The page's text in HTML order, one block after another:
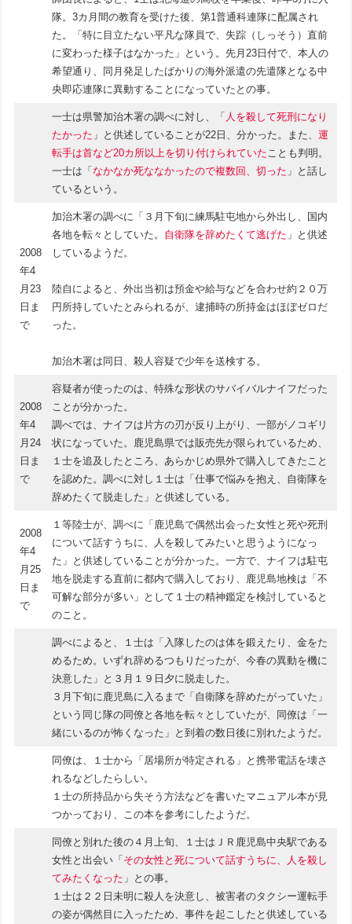
隊。3カ月間の教育を受けた後、第1普通科連隊に配属され
た。「特に目立たない平凡な隊員で、失踪（しっそう）直前
に変わった様子はなかった」という。先月23日付で、本人の
希望通り、同月発足したばかりの海外派遣の先遣隊となる中
央即応連隊に異動することになっていたとの事。
一士は県警加治木署の調べに対し、「 人を殺して死刑になり
たかった 」と供述していることが22日、分かった。また、 運
転手は首など20カ所以上を切り付けられていた ことも判明。
一士は「 なかなか死ななかったので複数回、切った 」と話し
ているという。
2008
年4
月23
日ま
で
加治木署の調べに「３月下旬に練馬駐屯地から外出し、国内
各地を転々としていた。 自衛隊を辞めたくて逃げた 」と供述
しているようだ。
陸自によると、外出当初は預金や給与などを合わせ約２０万
円所持していたとみられるが、逮捕時の所持金はほぼゼロだ
った。
加治木署は同日、殺人容疑で少年を送検する。
2008
年4
月24
日ま
で
容疑者が使ったのは、特殊な形状のサバイバルナイフだった
ことが分かった。
調べでは、ナイフは片方の刃が反り上がり、一部がノコギリ
状になっていた。鹿児島県では販売先が限られているため、
１士を追及したところ、あらかじめ県外で購入してきたこと
を認めた。調べに対し１士は「仕事で悩みを抱え、自衛隊を
辞めたくて脱走した」と供述している。
2008
年4
月25
日ま
で
１等陸士が、調べに「鹿児島で偶然出会った女性と死や死刑
について話すうちに、人を殺してみたいと思うようになっ
た」と供述していることが分かった。一方で、ナイフは駐屯
地を脱走する直前に都内で購入しており、鹿児島地検は「不
可解な部分が多い」として１士の精神鑑定を検討していると
のこと。
調べによると、１士は「入隊したのは体を鍛えたり、金をた
めるため。いずれ辞めるつもりだったが、今春の異動を機に
決意した」と３月１９日夕に脱走した。
３月下旬に鹿児島に入るまで「自衛隊を辞めたがっていた」
という同じ隊の同僚と各地を転々としていたが、同僚は「一
緒にいるのが怖くなった」と到着の数日後に別れたようだ。
同僚は、１士から「居場所が特定される」と携帯電話を壊さ
れるなどしたらしい。
１士の所持品から失そう方法などを書いたマニュアル本が見
つかっており、この本を参考にしたようだ。
同僚と別れた後の４月上旬、１士はＪＲ鹿児島中央駅である
女性と出会い「 その女性と死について話すうちに、人を殺し
てみたくなった 」との事。
１士は２２日未明に殺人を決意し、被害者のタクシー運転手
の姿が偶然目に入ったため、事件を起こしたと供述している